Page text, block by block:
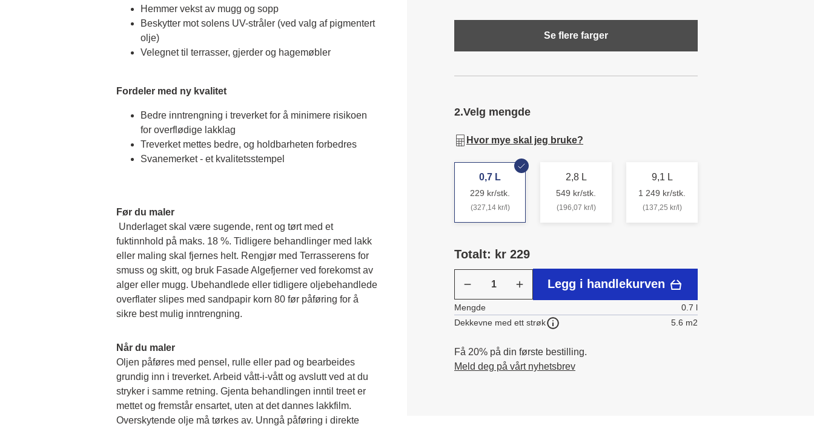
Hemmer vekst av mugg og sopp
Beskytter mot solens UV-stråler (ved valg af pigmentert
olje)
Velegnet til terrasser, gjerder og hagemøbler
Fordeler med ny kvalitet
Bedre inntrengning i treverket for å minimere risikoen
for overflødige lakklag
Treverket mettes bedre, og holdbarheten forbedres
Svanemerket - et kvalitetsstempel
Før du maler
Underlaget skal være sugende, rent og tørt med et
fuktinnhold på maks. 18 %. Tidligere behandlinger med lakk
eller maling skal fjernes helt. Rengjør med Terrasserens for
smuss og skitt, og bruk Fasade Algefjerner ved forekomst av
alger eller mugg. Ubehandlede eller tidligere oljebehandlede
overflater slipes med sandpapir korn 80 før påføring for å
sikre best mulig inntrengning.
Når du maler
Oljen påføres med pensel, rulle eller pad og bearbeides
grundig inn i treverket. Arbeid vått-i-vått og avslutt ved at du
stryker i samme retning. Gjenta behandlingen inntil treet er
mettet og fremstår ensartet, uten at det dannes lakkfilm.
Overskytende olje må tørkes av. Unngå påføring i direkte
Se flere farger
2.Velg mengde
Hvor mye skal jeg bruke?
0,7 L
229 kr/stk.
(327,14 kr/l)
2,8 L
549 kr/stk.
(196,07 kr/l)
9,1 L
1 249 kr/stk.
(137,25 kr/l)
Totalt: kr 229
Legg i handlekurven
Mengde
0.7 l
Dekkevne med ett strøk
5.6 m2
Få 20% på din første bestilling.
Meld deg på vårt nyhetsbrev